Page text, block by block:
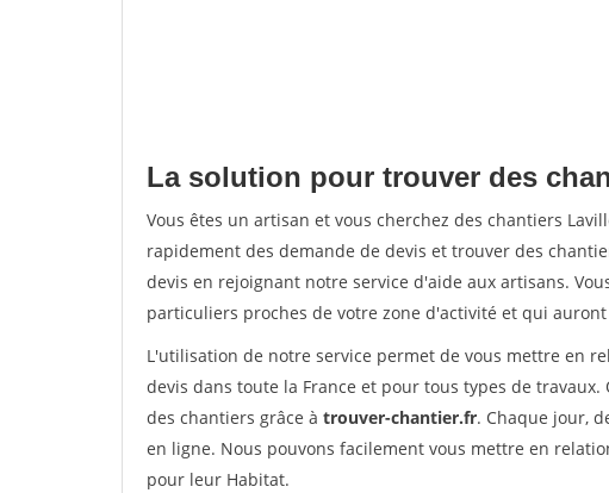
La solution pour trouver des
Vous êtes un artisan et vous cherchez des chantiers
rapidement des demande de devis et trouver des
devis en rejoignant notre service d'aide aux artisans.
particuliers proches de votre zone d'activité et qui
L'utilisation de notre service permet de vous mettre en
devis dans toute la France et pour tous types de
des chantiers grâce à trouver-chantier.fr. Chaque jour,
en ligne. Nous pouvons facilement vous mettre en
pour leur Habitat.